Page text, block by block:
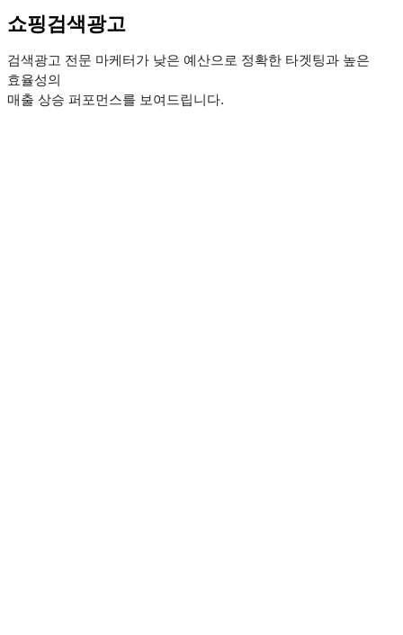
쇼핑검색광고
검색광고 전문 마케터가 낮은 예산으로 정확한 타겟팅과 높은
효율성의
매출 상승 퍼포먼스를 보여드립니다.